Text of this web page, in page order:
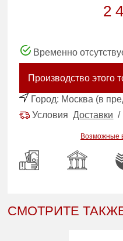
2
Временно
Производство этого
Город: Москва (в
УсловияДоставки
Возможные
СМОТРИТЕ